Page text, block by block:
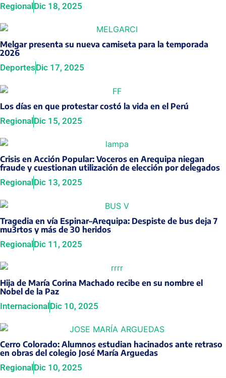
RegionalDic 18, 2025
Melgar presenta su nueva camiseta para la temporada
2026
DeportesDic 17, 2025
Los días en que protestar costó la vida en el Perú
RegionalDic 15, 2025
Crisis en Acción Popular: Voceros en Arequipa niegan
fraude y cuestionan utilización de elección por delegados
Regional Dic 13, 2025
Tragedia en vía Espinar–Arequipa: Despiste de bus deja 7
mu3rtos y más de 30 heridos
Regional Dic 11, 2025
Hija de María Corina Machado recibe en su nombre el
Nobel de la Paz
InternacionalDic 10, 2025
Cerro Colorado: Alumnos estudian hacinados ante retraso
en obras del colegio José María Arguedas
Regional Dic 10, 2025